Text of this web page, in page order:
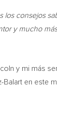
los consejos
y mucho
y mi más
Balart en este